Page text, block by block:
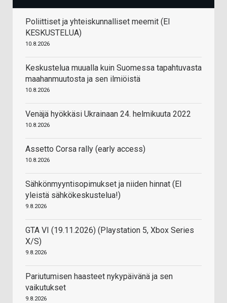
Poliittiset ja yhteiskunnalliset meemit (EI
KESKUSTELUA)
10.8.2026
Keskustelua muualla kuin Suomessa tapahtuvasta
maahanmuutosta ja sen ilmiöistä
10.8.2026
Venäjä hyökkäsi Ukrainaan 24. helmikuuta 2022
10.8.2026
Assetto Corsa rally (early access)
10.8.2026
Sähkönmyyntisopimukset ja niiden hinnat (EI
yleistä sähkökeskustelua!)
9.8.2026
GTA VI (19.11.2026) (Playstation 5, Xbox Series
X/S)
9.8.2026
Pariutumisen haasteet nykypäivänä ja sen
vaikutukset
9.8.2026